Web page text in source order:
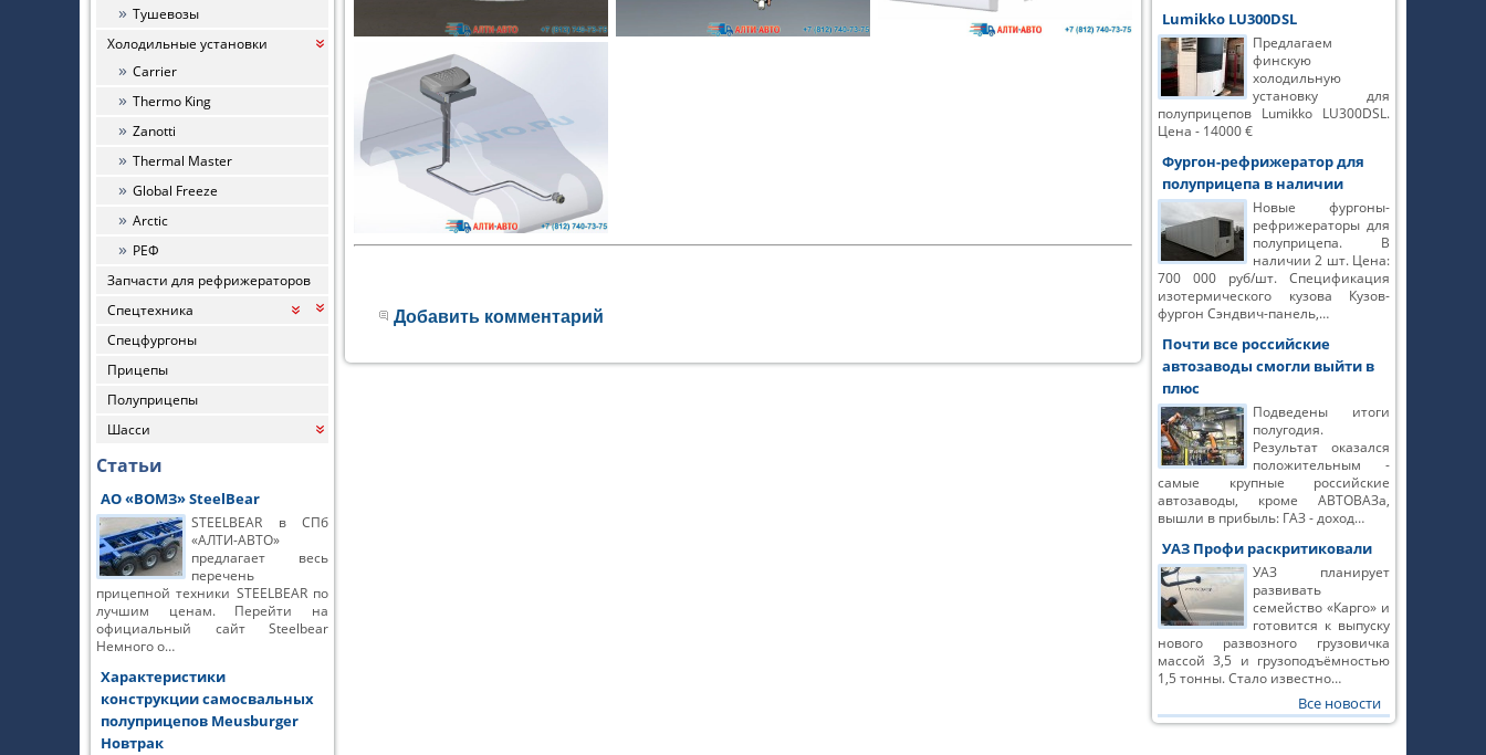
Тушевозы
Холодильные установки
«
Carrier
Thermo King
Zanotti
Thermal Master
Global Freeze
Arctic
РЕФ
Запчасти для рефрижераторов
«
Спецтехника «
Спецфургоны
Прицепы
Полуприцепы
Шасси
«
Статьи
АО «ВОМЗ» SteelBear
STEELBEAR в СПб
«АЛТИ-АВТО»
предлагает весь
перечень
прицепной техники STEELBEAR по
лучшим ценам. Перейти на
официальный сайт Steelbear
Немного о…
Характеристики
конструкции самосвальных
полуприцепов Meusburger
Новтрак
Добавить комментарий
Lumikko LU300DSL
Предлагаем
финскую
холодильную
установку для
полуприцепов Lumikko LU300DSL.
Цена - 14000 €
Фургон-рефрижератор для
полуприцепа в наличии
Новые фургоны-
рефрижераторы для
полуприцепа. В
наличии 2 шт. Цена:
700 000 руб/шт. Спецификация
изотермического кузова Кузов-
фургон Сэндвич-панель,…
Почти все российские
автозаводы смогли выйти в
плюс
Подведены итоги
полугодия.
Результат оказался
положительным -
самые крупные российские
автозаводы, кроме АВТОВАЗа,
вышли в прибыль: ГАЗ - доход…
УАЗ Профи раскритиковали
УАЗ планирует
развивать
семейство «Карго» и
готовится к выпуску
нового развозного грузовичка
массой 3,5 и грузоподъёмностью
1,5 тонны. Стало известно…
Все новости